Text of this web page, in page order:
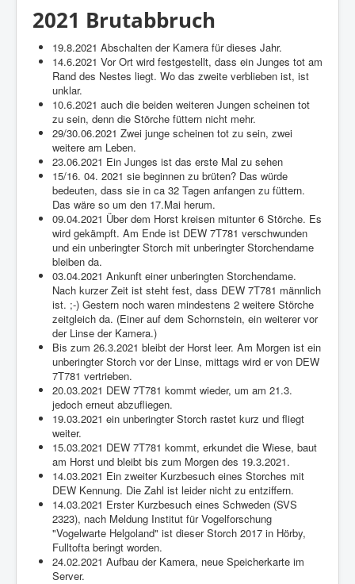
2021 Brutabbruch
19.8.2021 Abschalten der Kamera für dieses Jahr.
14.6.2021 Vor Ort wird festgestellt, dass ein Junges tot am
Rand des Nestes liegt. Wo das zweite verblieben ist, ist
unklar.
10.6.2021 auch die beiden weiteren Jungen scheinen tot
zu sein, denn die Störche füttern nicht mehr.
29/30.06.2021 Zwei junge scheinen tot zu sein, zwei
weitere am Leben.
23.06.2021 Ein Junges ist das erste Mal zu sehen
15/16. 04. 2021 sie beginnen zu brüten? Das würde
bedeuten, dass sie in ca 32 Tagen anfangen zu füttern.
Das wäre so um den 17.Mai herum.
09.04.2021 Über dem Horst kreisen mitunter 6 Störche. Es
wird gekämpft. Am Ende ist DEW 7T781 verschwunden
und ein unberingter Storch mit unberingter Storchendame
bleiben da.
03.04.2021 Ankunft einer unberingten Storchendame.
Nach kurzer Zeit ist steht fest, dass DEW 7T781 männlich
ist. ;-) Gestern noch waren mindestens 2 weitere Störche
zeitgleich da. (Einer auf dem Schornstein, ein weiterer vor
der Linse der Kamera.)
Bis zum 26.3.2021 bleibt der Horst leer. Am Morgen ist ein
unberingter Storch vor der Linse, mittags wird er von DEW
7T781 vertrieben.
20.03.2021 DEW 7T781 kommt wieder, um am 21.3.
jedoch erneut abzufliegen.
19.03.2021 ein unberingter Storch rastet kurz und fliegt
weiter.
15.03.2021 DEW 7T781 kommt, erkundet die Wiese, baut
am Horst und bleibt bis zum Morgen des 19.3.2021.
14.03.2021 Ein zweiter Kurzbesuch eines Storches mit
DEW Kennung. Die Zahl ist leider nicht zu entziffern.
14.03.2021 Erster Kurzbesuch eines Schweden (SVS
2323), nach Meldung Institut für Vogelforschung
"Vogelwarte Helgoland" ist dieser Storch 2017 in Hörby,
Fulltofta beringt worden.
24.02.2021 Aufbau der Kamera, neue Speicherkarte im
Server.